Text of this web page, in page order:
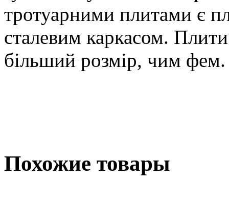
тротуарними плитами є
сталевим каркасом.
більший розмір, чим фем.
Похожие товары